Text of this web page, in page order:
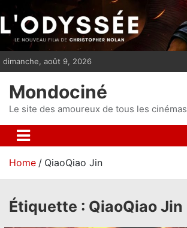
i
p
t
n
t
dimanche, août 9, 2026
Mondociné
Le site des amoureux de tous les cinémas
Home QiaoQiao Jin
Étiquette : QiaoQiao Jin